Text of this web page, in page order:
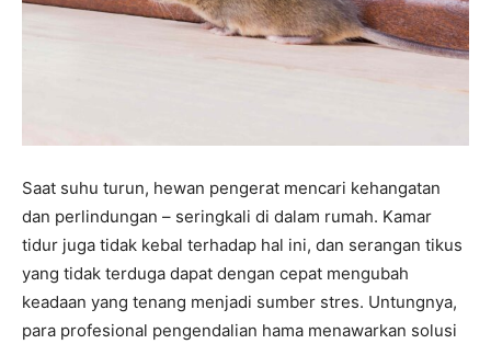
Saat suhu turun, hewan pengerat mencari kehangatan
dan perlindungan – seringkali di dalam rumah. Kamar
tidur juga tidak kebal terhadap hal ini, dan serangan tikus
yang tidak terduga dapat dengan cepat mengubah
keadaan yang tenang menjadi sumber stres. Untungnya,
para profesional pengendalian hama menawarkan solusi